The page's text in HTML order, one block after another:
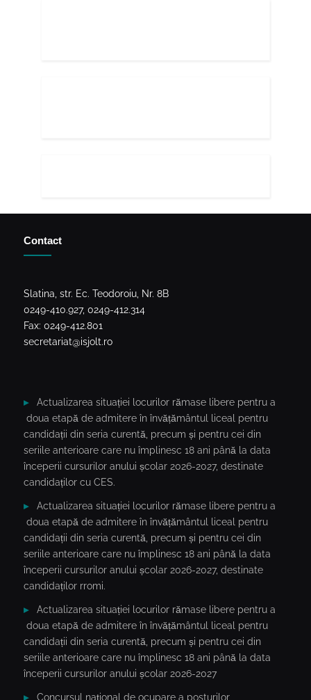
Contact
Slatina, str. Ec. Teodoroiu, Nr. 8B
0249-410.927, 0249-412.314
Fax: 0249-412.801
secretariat@isjolt.ro
Actualizarea situației locurilor rămase libere pentru a
doua etapă de admitere în învățământul liceal pentru
candidații din seria curentă, precum și pentru cei din
seriile anterioare care nu împlinesc 18 ani până la data
începerii cursurilor anului școlar 2026-2027, destinate
candidaților cu CES.
Actualizarea situației locurilor rămase libere pentru a
doua etapă de admitere în învățământul liceal pentru
candidații din seria curentă, precum și pentru cei din
seriile anterioare care nu împlinesc 18 ani până la data
începerii cursurilor anului școlar 2026-2027, destinate
candidaților rromi.
Actualizarea situației locurilor rămase libere pentru a
doua etapă de admitere în învățământul liceal pentru
candidații din seria curentă, precum și pentru cei din
seriile anterioare care nu împlinesc 18 ani până la data
începerii cursurilor anului școlar 2026-2027
Concursul național de ocupare a posturilor